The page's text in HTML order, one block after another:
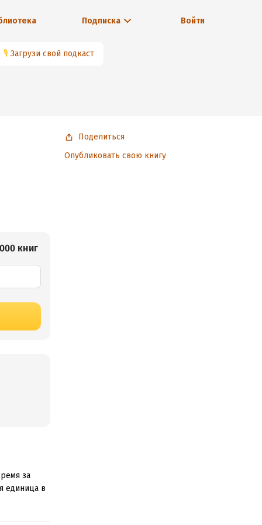
Подписка Войти
🎙 Загрузи свой подкаст
книг
за
единица в
Поделиться
Опубликовать свою книгу